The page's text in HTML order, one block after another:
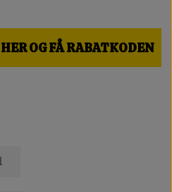
OG FÅ RABATKODEN